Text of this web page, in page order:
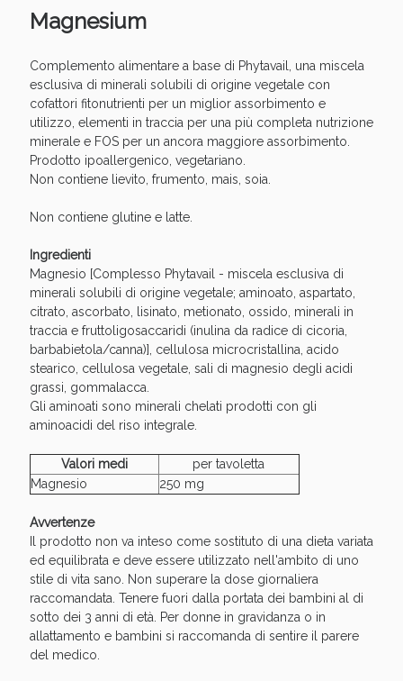
Magnesium
Complemento alimentare a base di Phytavail, una miscela
esclusiva di minerali solubili di origine vegetale con
cofattori fitonutrienti per un miglior assorbimento e
utilizzo, elementi in traccia per una più completa nutrizione
minerale e FOS per un ancora maggiore assorbimento.
Prodotto ipoallergenico, vegetariano.
Non contiene lievito, frumento, mais, soia.
Non contiene glutine e latte.
Ingredienti
Magnesio [Complesso Phytavail - miscela esclusiva di
minerali solubili di origine vegetale; aminoato, aspartato,
citrato, ascorbato, lisinato, metionato, ossido, minerali in
traccia e fruttoligosaccaridi (inulina da radice di cicoria,
barbabietola/canna)], cellulosa microcristallina, acido
stearico, cellulosa vegetale, sali di magnesio degli acidi
grassi, gommalacca.
Gli aminoati sono minerali chelati prodotti con gli
aminoacidi del riso integrale.
Valori medi
per tavoletta
Magnesio
250 mg
Avvertenze
Il prodotto non va inteso come sostituto di una dieta variata
ed equilibrata e deve essere utilizzato nell'ambito di uno
stile di vita sano. Non superare la dose giornaliera
raccomandata. Tenere fuori dalla portata dei bambini al di
sotto dei 3 anni di età. Per donne in gravidanza o in
allattamento e bambini si raccomanda di sentire il parere
del medico.
Benessere Intestinale: Sconto fino al 55% valido
oggi!
Scopri le offerte di Oggi